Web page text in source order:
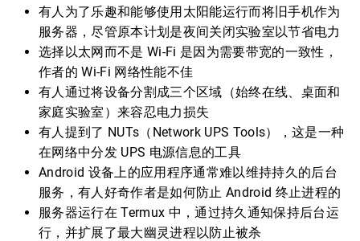
有人为了乐趣和能够使用太阳能运行而将旧手机作为
服务器，尽管原本计划是夜间关闭实验室以节省电力
选择以太网而不是 Wi-Fi 是因为需要带宽的一致性，
作者的 Wi-Fi 网络性能不佳
有人通过将设备分割成三个区域（始终在线、桌面和
家庭实验室）来容忍电力损失
有人提到了 NUTs（Network UPS Tools），这是一种
在网络中分发 UPS 电源信息的工具
Android 设备上的应用程序通常难以维持持久的后台
服务，有人好奇作者是如何防止 Android 终止进程的
服务器运行在 Termux 中，通过持久通知保持后台运
行，并扩展了最大幽灵进程以防止被杀